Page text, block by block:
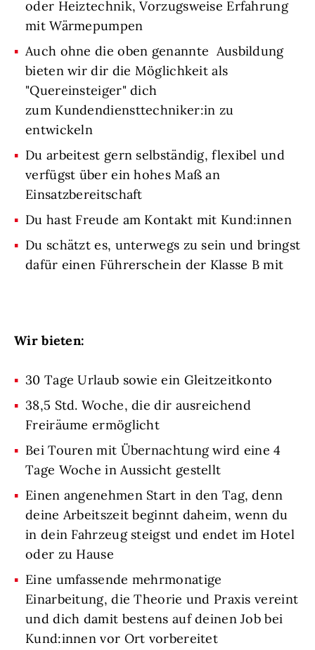
oder Heiztechnik, Vorzugsweise Erfahrung
mit Wärmepumpen
Auch ohne die oben genannte Ausbildung
bieten wir dir die Möglichkeit als
"Quereinsteiger" dich
zum Kundendiensttechniker:in zu
entwickeln
Du arbeitest gern selbständig, flexibel und
verfügst über ein hohes Maß an
Einsatzbereitschaft
Du hast Freude am Kontakt mit Kund:innen
Du schätzt es, unterwegs zu sein und bringst
dafür einen Führerschein der Klasse B mit
Wir bieten:
30 Tage Urlaub sowie ein Gleitzeitkonto
38,5 Std. Woche, die dir ausreichend
Freiräume ermöglicht
Bei Touren mit Übernachtung wird eine 4
Tage Woche in Aussicht gestellt
Einen angenehmen Start in den Tag, denn
deine Arbeitszeit beginnt daheim, wenn du
in dein Fahrzeug steigst und endet im Hotel
oder zu Hause
Eine umfassende mehrmonatige
Einarbeitung, die Theorie und Praxis vereint
und dich damit bestens auf deinen Job bei
Kund:innen vor Ort vorbereitet